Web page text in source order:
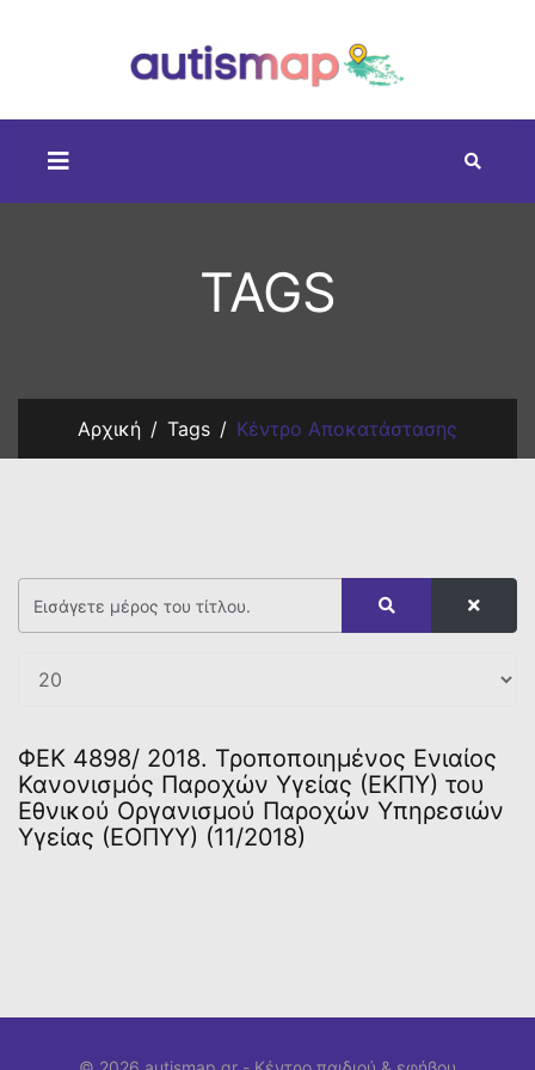
TAGS
Αρχική Tags Κέντρο Αποκατάστασης
ΦΕΚ 4898/ 2018. Τροποποιημένος Ενιαίος
Κανονισμός Παροχών Υγείας (ΕΚΠΥ) του
Εθνικού Οργανισμού Παροχών Υπηρεσιών
Υγείας (ΕΟΠΥΥ) (11/2018)